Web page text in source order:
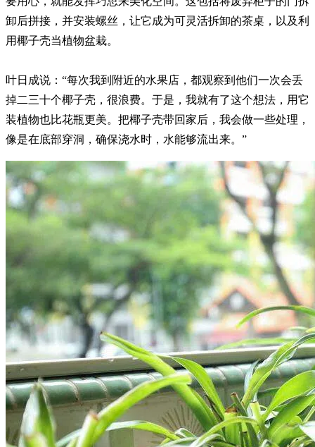
卸后拼接，并安装螺丝，让它成为可灵活拆卸的茶桌，以及利
用椰子壳当植物盆栽。
叶日成说：“每次我到附近的水果店，都观察到他们一次会丢
掉二三十个椰子壳，很浪费。于是，我就有了这个想法，用它
装植物也比花瓶更美。把椰子壳带回家后，我会做一些处理，
像是在底部穿洞，确保浇水时，水能够流出来。”